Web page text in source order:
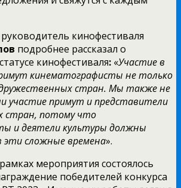
кинофестиваля
подробнее рассказал о
кинофестиваля: «Участие в
кинематографисты не только
дружественных стран. Мы также не
участие примут и представители
стран, потому что
и деятели культуры должны
эти сложные времена».
мероприятия состоялось
победителей конкурса